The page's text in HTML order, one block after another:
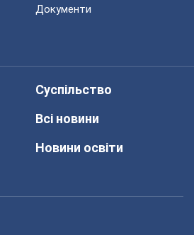
Документи
Суспільство
Всі новини
Новини освіти